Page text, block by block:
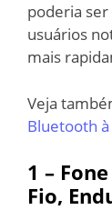
poderia
usuários
mais
Veja
Bluetooth à
1 –
Fio,